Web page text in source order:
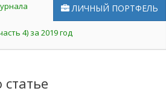
ЛИЧНЫЙ ПОРТФЕЛЬ
4) за 2019 год